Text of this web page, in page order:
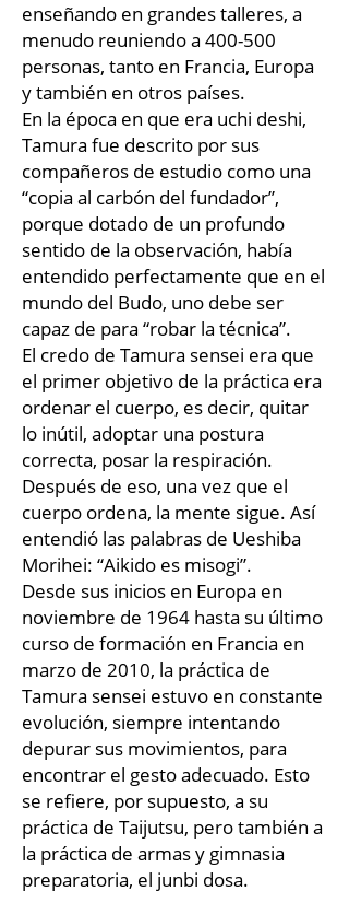
enseñando en grandes talleres, a
menudo reuniendo a 400-500
personas, tanto en Francia, Europa
y también en otros países.
En la época en que era uchi deshi,
Tamura fue descrito por sus
compañeros de estudio como una
“copia al carbón del fundador”,
porque dotado de un profundo
sentido de la observación, había
entendido perfectamente que en el
mundo del Budo, uno debe ser
capaz de para “robar la técnica”.
El credo de Tamura sensei era que
el primer objetivo de la práctica era
ordenar el cuerpo, es decir, quitar
lo inútil, adoptar una postura
correcta, posar la respiración.
Después de eso, una vez que el
cuerpo ordena, la mente sigue. Así
entendió las palabras de Ueshiba
Morihei: “Aikido es misogi”.
Desde sus inicios en Europa en
noviembre de 1964 hasta su último
curso de formación en Francia en
marzo de 2010, la práctica de
Tamura sensei estuvo en constante
evolución, siempre intentando
depurar sus movimientos, para
encontrar el gesto adecuado. Esto
se refiere, por supuesto, a su
práctica de Taijutsu, pero también a
la práctica de armas y gimnasia
preparatoria, el junbi dosa.